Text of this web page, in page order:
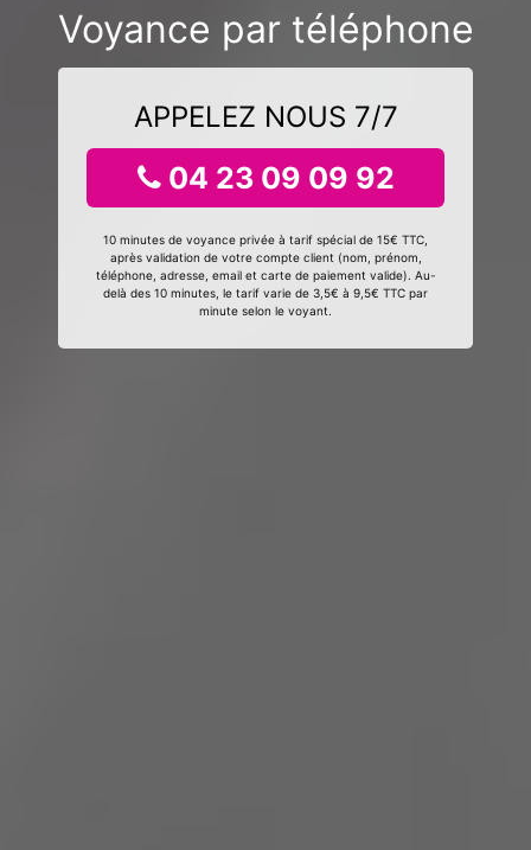
Voyance par téléphone
APPELEZ NOUS 7/7
04 23 09 09 92
10 minutes de voyance privée à tarif spécial de 15€ TTC,
après validation de votre compte client (nom, prénom,
téléphone, adresse, email et carte de paiement valide). Au-
delà des 10 minutes, le tarif varie de 3,5€ à 9,5€ TTC par
minute selon le voyant.